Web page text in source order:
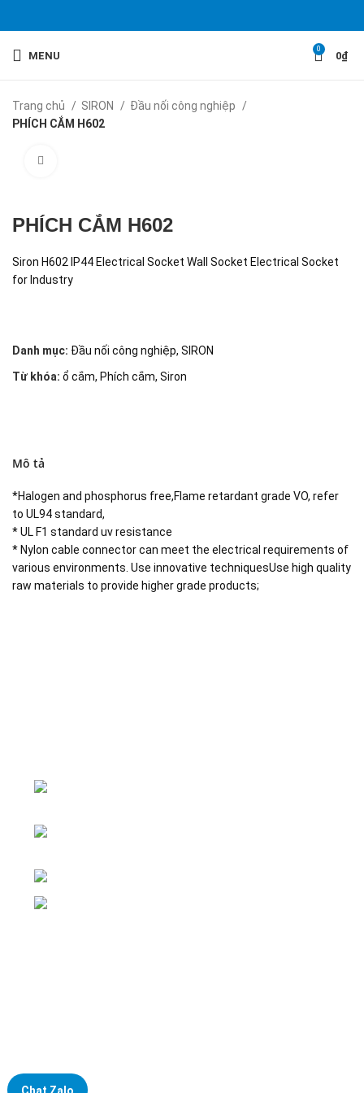
MENU
0
0₫
Trang chủ SIRON
Đầu nối công nghiệp
PHÍCH CẮM H602
PHÍCH CẮM H602
Siron H602 IP44 Electrical Socket Wall Socket Electrical Socket
for Industry
Danh mục: Đầu nối công nghiệp, SIRON
Từ khóa: ổ cắm, Phích cắm, Siron
Mô tả
*Halogen and phosphorus free,Flame retardant grade VO, refer
to UL94 standard,
* UL F1 standard uv resistance
* Nylon cable connector can meet the electrical requirements of
various environments. Use innovative techniquesUse high quality
raw materials to provide higher grade products;
Chat Zalo